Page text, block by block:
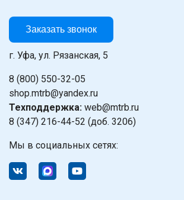
Заказать звонок
г. Уфа, ул. Рязанская, 5
8 (800) 550-32-05
shop.mtrb@yandex.ru
Техподдержка: web@mtrb.ru
8 (347) 216-44-52 (доб. 3206)
Мы в социальных сетях: